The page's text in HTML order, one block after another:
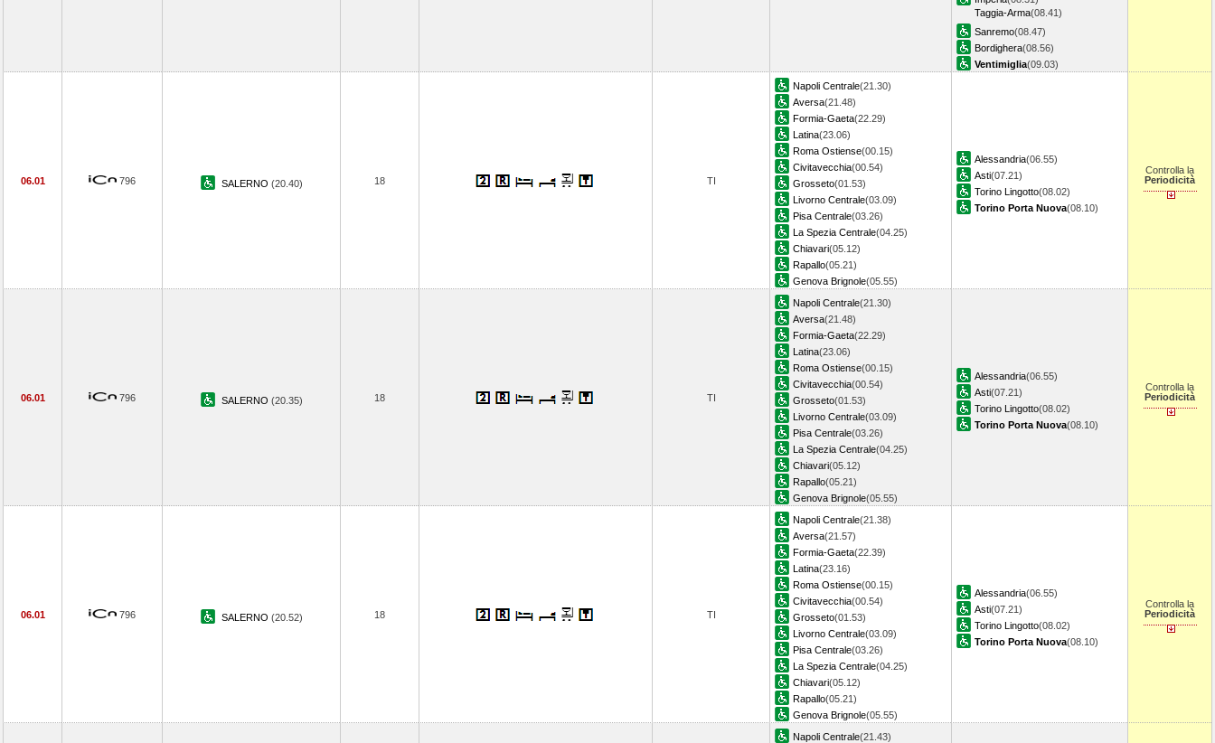
Taggia-Arma(08.41)
Sanremo(08.47)
Bordighera(08.56)
Ventimiglia(09.03)
06.01 796 SALERNO (20.40) 18 TI
Napoli Centrale(21.30)
Aversa(21.48)
Formia-Gaeta(22.29)
Latina(23.06)
Roma Ostiense(00.15)
Civitavecchia(00.54)
Grosseto(01.53)
Livorno Centrale(03.09)
Pisa Centrale(03.26)
La Spezia Centrale(04.25)
Chiavari(05.12)
Rapallo(05.21)
Genova Brignole(05.55)
Alessandria(06.55)
Asti(07.21)
Torino Lingotto(08.02)
Torino Porta Nuova(08.10)
Controlla la
Periodicità
06.01 796 SALERNO (20.35) 18 TI
Napoli Centrale(21.30)
Aversa(21.48)
Formia-Gaeta(22.29)
Latina(23.06)
Roma Ostiense(00.15)
Civitavecchia(00.54)
Grosseto(01.53)
Livorno Centrale(03.09)
Pisa Centrale(03.26)
La Spezia Centrale(04.25)
Chiavari(05.12)
Rapallo(05.21)
Genova Brignole(05.55)
Alessandria(06.55)
Asti(07.21)
Torino Lingotto(08.02)
Torino Porta Nuova(08.10)
Controlla la
Periodicità
06.01 796 SALERNO (20.52) 18 TI
Napoli Centrale(21.38)
Aversa(21.57)
Formia-Gaeta(22.39)
Latina(23.16)
Roma Ostiense(00.15)
Civitavecchia(00.54)
Grosseto(01.53)
Livorno Centrale(03.09)
Pisa Centrale(03.26)
La Spezia Centrale(04.25)
Chiavari(05.12)
Rapallo(05.21)
Genova Brignole(05.55)
Alessandria(06.55)
Asti(07.21)
Torino Lingotto(08.02)
Torino Porta Nuova(08.10)
Controlla la
Periodicità
Napoli Centrale(21.43)